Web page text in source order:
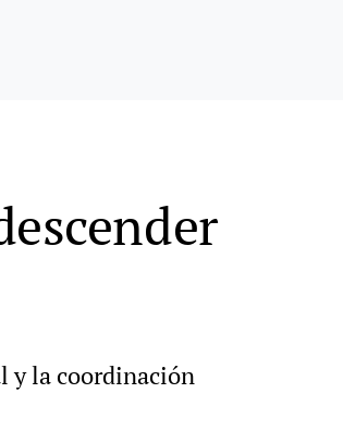
y la coordinación